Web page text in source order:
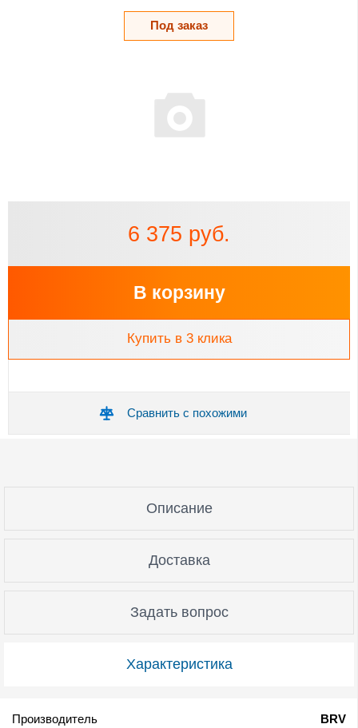
Под заказ
6 375 руб.
В корзину
Купить в 3 клика
Сравнить с похожими
Характеристика
Описание
Доставка
Задать вопрос
Производитель BRV